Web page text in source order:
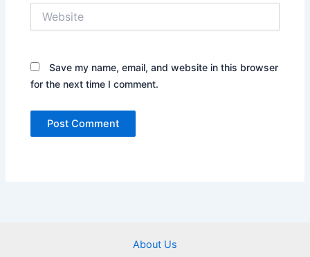
Save my name, email, and website in this browser
for the next time I comment.
About Us